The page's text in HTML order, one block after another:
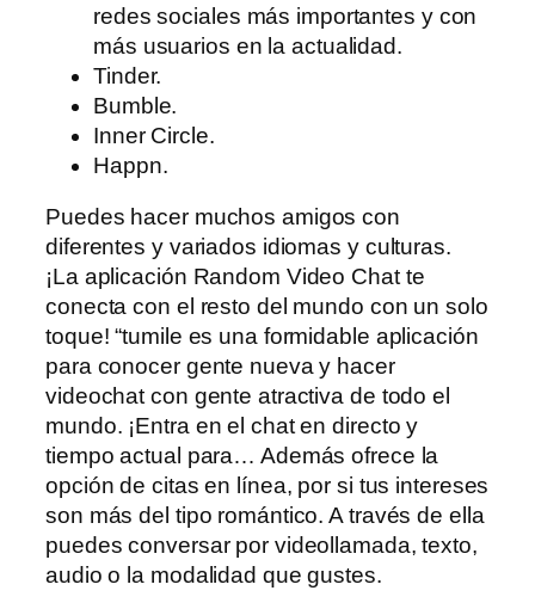
redes sociales más importantes y con
más usuarios en la actualidad.
Tinder.
Bumble.
Inner Circle.
Happn.
Puedes hacer muchos amigos con
diferentes y variados idiomas y culturas.
¡La aplicación Random Video Chat te
conecta con el resto del mundo con un solo
toque! “tumile es una formidable aplicación
para conocer gente nueva y hacer
videochat con gente atractiva de todo el
mundo. ¡Entra en el chat en directo y
tiempo actual para… Además ofrece la
opción de citas en línea, por si tus intereses
son más del tipo romántico. A través de ella
puedes conversar por videollamada, texto,
audio o la modalidad que gustes.